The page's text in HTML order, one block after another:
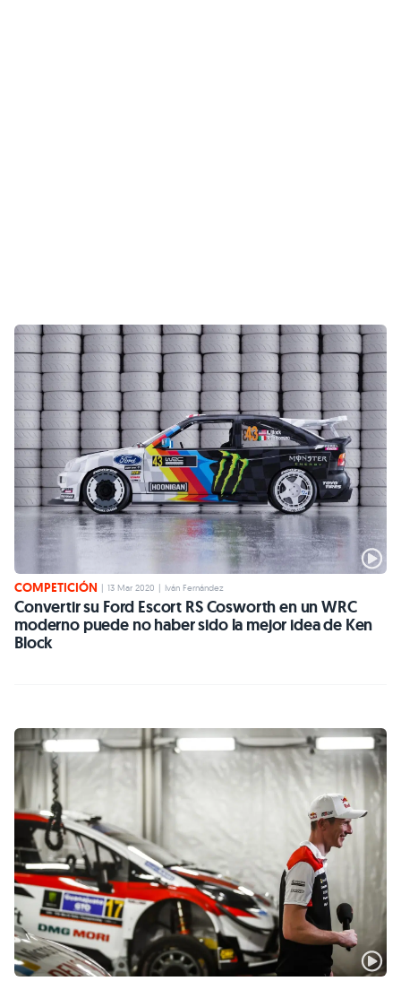
COMPETICIÓN | 13 Mar 2020 | Iván Fernández
Convertir su Ford Escort RS Cosworth en un WRC
moderno puede no haber sido la mejor idea de Ken
Block